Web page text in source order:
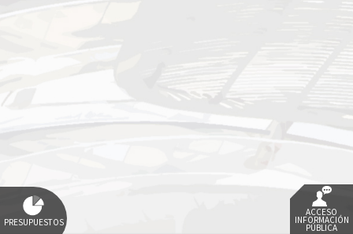
PRESUPUESTOS
ACCESO
INFORMACIÓN
PÚBLICA